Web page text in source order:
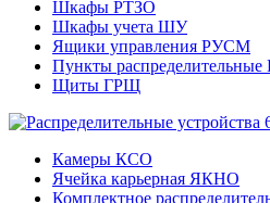
Шкафы РТЗО
Шкафы учета ШУ
Ящики управления РУСМ
Пункты распределительные
Щиты ГРЩ
Камеры КСО
Ячейка карьерная ЯКНО
Комплектное